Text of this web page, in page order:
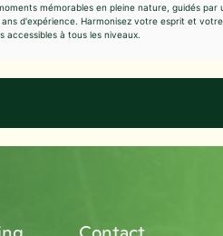
mémorables en pleine nature, guidés par
d'expérience. Harmonisez votre esprit et
accessibles à tous les niveaux.